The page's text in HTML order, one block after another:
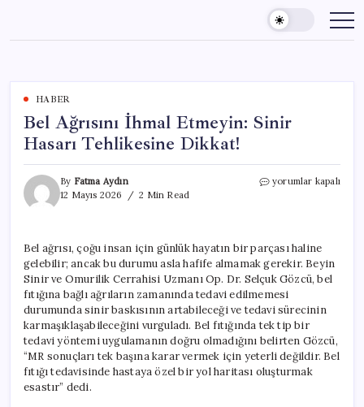
content
HABER
Bel Ağrısını İhmal Etmeyin: Sinir
Hasarı Tehlikesine Dikkat!
By Fatma Aydın
12 Mayıs 2026
2 Min Read
Bel
Hasarı
Tehlikesine
Dikkat!
için
yorumlar kapalı
Bel ağrısı, çoğu insan için günlük hayatın bir parçası haline
gelebilir; ancak bu durumu asla hafife almamak gerekir. Beyin
Sinir ve Omurilik Cerrahisi Uzmanı Op. Dr. Selçuk Gözcü, bel
fıtığına bağlı ağrıların zamanında tedavi edilmemesi
durumunda sinir baskısının artabileceği ve tedavi sürecinin
karmaşıklaşabileceğini vurguladı. Bel fıtığında tek tip bir
tedavi yöntemi uygulamanın doğru olmadığını belirten Gözcü,
“MR sonuçları tek başına karar vermek için yeterli değildir. Bel
fıtığı tedavisinde hastaya özel bir yol haritası oluşturmak
esastır” dedi.